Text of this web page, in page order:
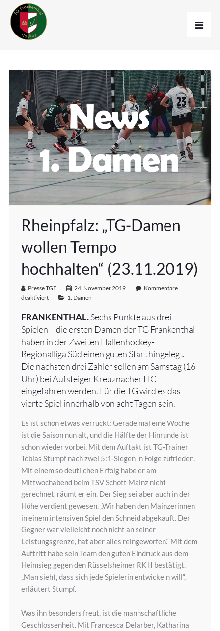
Rheinpfalz: „TG-Damen
wollen Tempo
hochhalten“ (23.11.2019)
Presse TGF 24. November 2019
Kommentare
deaktiviert
1. Damen
FRANKENTHAL.Sechs Punkte aus drei
Spielen – die ersten Damen der TG Frankenthal
haben in der Zweiten Hallenhockey-
Regionalliga Süd einen guten Start hingelegt.
Die nächsten drei Zähler sollen am Samstag (16
Uhr) bei Aufsteiger Kreuznacher HC
eingefahren werden. Für die TG wird es das
vierte Spiel innerhalb von acht Tagen sein.
Es ist schon etwas verrückt: Gerade mal eine Woche
ist die Saison nun alt, und die Hälfte der Hinrunde ist
schon wieder vorbei. Mit dem Auftakt ist TG-Trainer
Tobias Stumpf nach zwei 5:1-Siegen in Folge zufrieden.
Mit einem so deutlichen Erfolg habe er am
Mittwochabend beim TSV Schott Mainz nicht
gerechnet, räumt er ein. Der Sieg sei aber auch in der
Höhe verdient gewesen. „Wir haben den Mainzerinnen
in einem intensiven Spiel den Schneid abgekauft. Der
Gegner war vielleicht noch nicht an seiner
Leistungsgrenze, hat aber alles reingeworfen.“ Mit dem
Auftritt habe sein Team den guten Eindruck aus dem
Heimsieg gegen den Rüsselsheimer RK II bestätigt.
„Man sieht, dass sich jede Spielerin entwickeln will“,
erläutert Stumpf.
Was ihn besonders freut, ist die mannschaftliche
Geschlossenheit. Mit Francesca Delarber, Katharina